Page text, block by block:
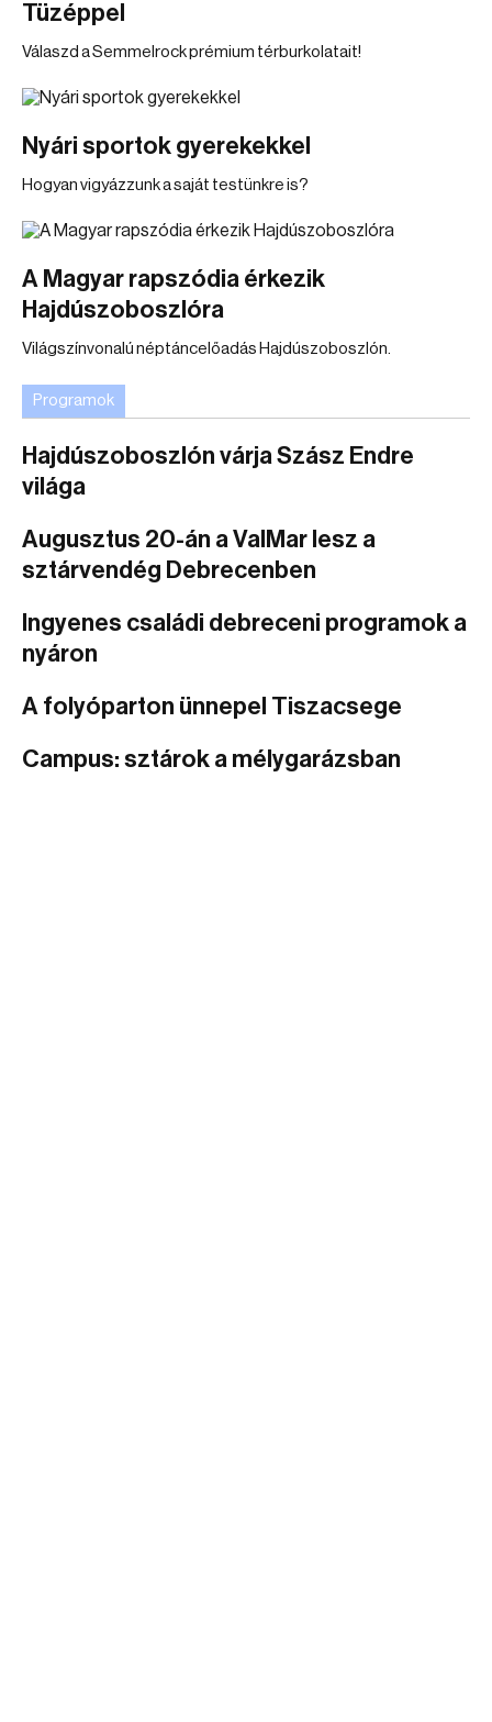
Tüzéppel
Válaszd a Semmelrock prémium térburkolatait!
Nyári sportok gyerekekkel
Hogyan vigyázzunk a saját testünkre is?
A Magyar rapszódia érkezik
Hajdúszoboszlóra
Világszínvonalú néptáncelőadás Hajdúszoboszlón.
Programok
Hajdúszoboszlón várja Szász Endre
világa
Augusztus 20-án a ValMar lesz a
sztárvendég Debrecenben
Ingyenes családi debreceni programok a
nyáron
A folyóparton ünnepel Tiszacsege
Campus: sztárok a mélygarázsban